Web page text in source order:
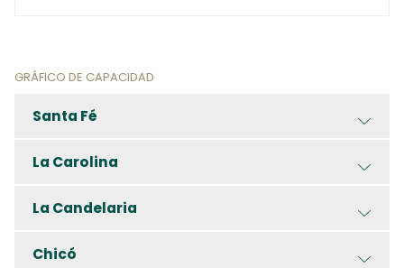
GRÁFICO DE CAPACIDAD
Santa Fé
La Carolina
La Candelaria
Chicó